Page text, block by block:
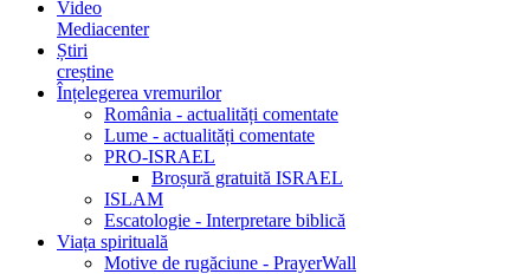
Video
Mediacenter
Știri
creștine
Înțelegerea vremurilor
România - actualități comentate
Lume - actualități comentate
PRO-ISRAEL
Broșură gratuită ISRAEL
ISLAM
Escatologie - Interpretare biblică
Viața spirituală
Motive de rugăciune - PrayerWall